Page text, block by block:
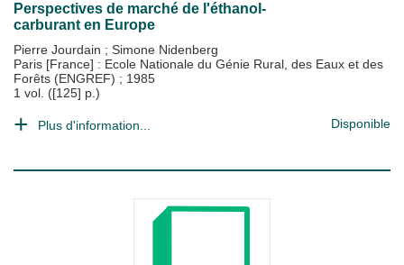
Perspectives de marché de l'éthanol-
carburant en Europe
Pierre Jourdain ; Simone Nidenberg
Paris [France] : Ecole Nationale du Génie Rural, des Eaux et des
Forêts (ENGREF) ; 1985
1 vol. ([125] p.)
Plus d'information... Disponible